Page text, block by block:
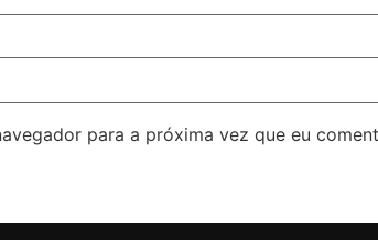
para a próxima vez que eu